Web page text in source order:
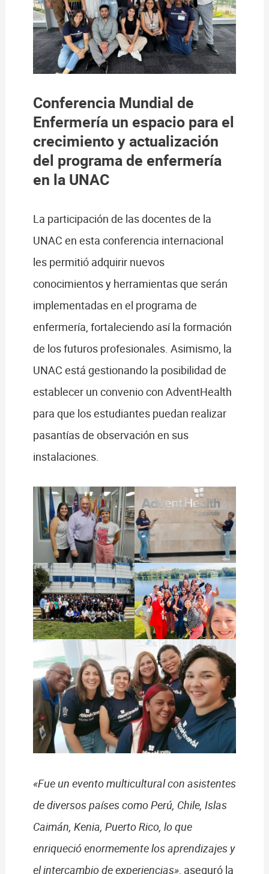
Conferencia Mundial de
Enfermería un espacio para el
crecimiento y actualización
del programa de enfermería
en la UNAC
La participación de las docentes de la
UNAC en esta conferencia internacional
les permitió adquirir nuevos
conocimientos y herramientas que serán
implementadas en el programa de
enfermería, fortaleciendo así la formación
de los futuros profesionales. Asimismo, la
UNAC está gestionando la posibilidad de
establecer un convenio con AdventHealth
para que los estudiantes puedan realizar
pasantías de observación en sus
instalaciones.
«Fue un evento multicultural con asistentes
de diversos países como Perú, Chile, Islas
Caimán, Kenia, Puerto Rico, lo que
enriqueció enormemente los aprendizajes y
el intercambio de experiencias», aseguró la